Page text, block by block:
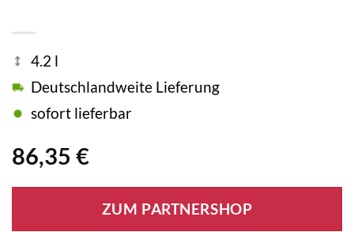
86,35 €
4.2 l
Deutschlandweite Lieferung
sofort lieferbar
ZUM PARTNERSHOP